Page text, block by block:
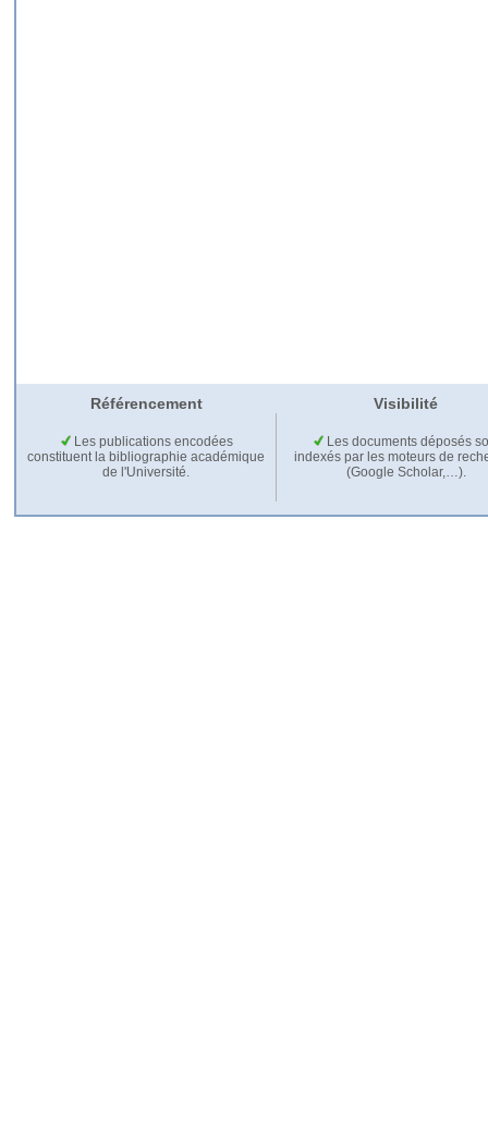
Référencement Visibilité
Les publications encodées
constituent la bibliographie académique
de l'Université.
Les documents déposés
indexés par les moteurs de
(Google Scholar,…).